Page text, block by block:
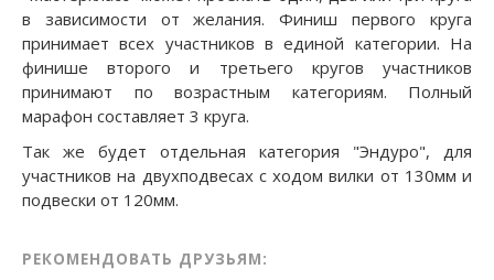
в зависимости от желания. Финиш первого круга
принимает всех участников в единой категории. На
финише второго и третьего кругов участников
принимают по возрастным категориям. Полный
марафон составляет 3 круга.
Так же будет отдельная категория "Эндуро", для
участников на двухподвесах с ходом вилки от 130мм и
подвески от 120мм.
РЕКОМЕНДОВАТЬ ДРУЗЬЯМ: